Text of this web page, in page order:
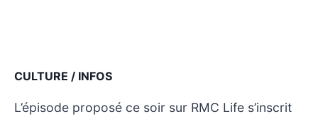
CULTURE / INFOS
L’épisode proposé ce soir sur RMC Life s’inscrit